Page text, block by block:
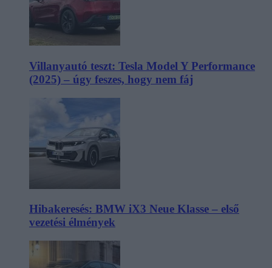
Villanyautó teszt: Tesla Model Y Performance
(2025) – úgy feszes, hogy nem fáj
Hibakeresés: BMW iX3 Neue Klasse – első
vezetési élmények